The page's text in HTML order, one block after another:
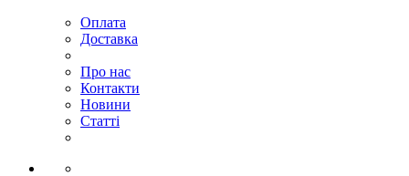
Оплата
Доставка
Про нас
Контакти
Новини
Статті